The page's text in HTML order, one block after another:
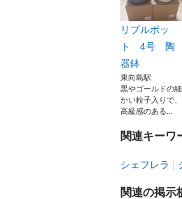
リプルポッ
ト 4号 陶
器鉢
東向島駅
黒やゴールドの細
かい粒子入りで、
高級感のある...
関連キーワ
シェフレラ
関連の掲示